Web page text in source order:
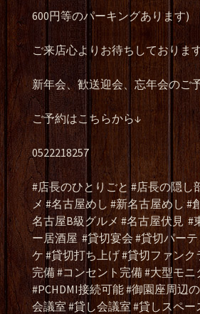
600円等のパーキングあります)
ご来店心よりお待ちしております
新年会、歓送迎会、忘年会のご
ご予約はこちらから↓
0522218257
#店長のひとりごと #店長の隠し
メ #名古屋めし #新名古屋めし #
名古屋B級グルメ #名古屋伏見 #
ー居酒屋 #貸切宴会 #貸切パー
ケ #貸切打ち上げ #貸切ファンク
完備 #コンセント完備 #大型モニ
#PCHDMI接続可能 #御園座周辺
会議室 #貸し会議室 #貸しスペー